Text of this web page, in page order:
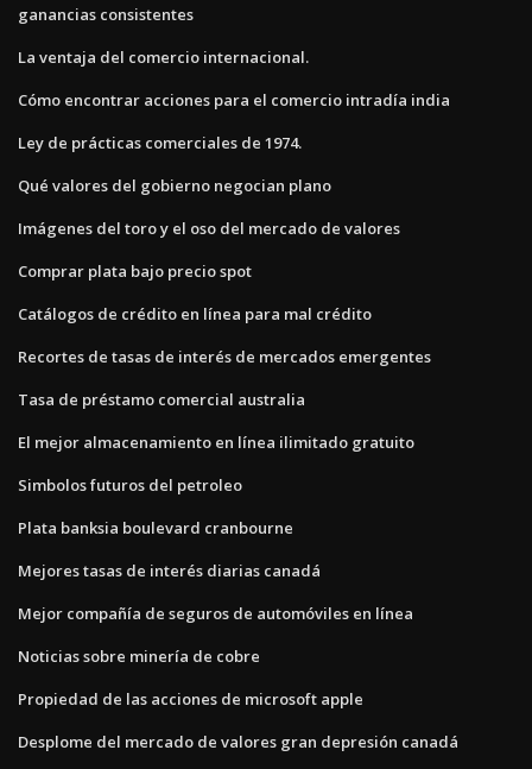
ganancias consistentes
La ventaja del comercio internacional.
Cómo encontrar acciones para el comercio intradía india
Ley de prácticas comerciales de 1974.
Qué valores del gobierno negocian plano
Imágenes del toro y el oso del mercado de valores
Comprar plata bajo precio spot
Catálogos de crédito en línea para mal crédito
Recortes de tasas de interés de mercados emergentes
Tasa de préstamo comercial australia
El mejor almacenamiento en línea ilimitado gratuito
Simbolos futuros del petroleo
Plata banksia boulevard cranbourne
Mejores tasas de interés diarias canadá
Mejor compañía de seguros de automóviles en línea
Noticias sobre minería de cobre
Propiedad de las acciones de microsoft apple
Desplome del mercado de valores gran depresión canadá